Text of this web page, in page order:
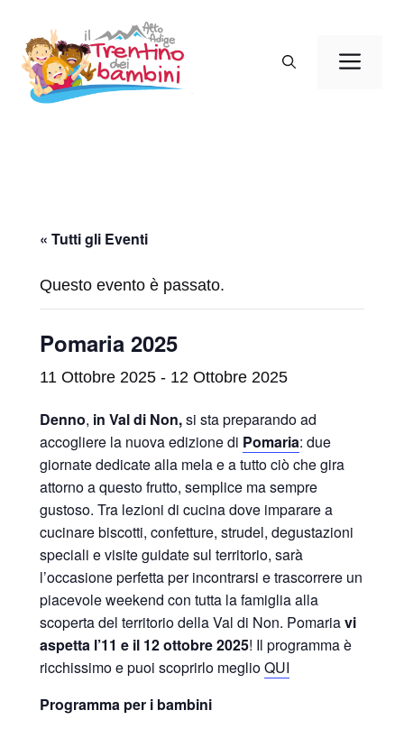
contenuto
« Tutti gli Eventi
Questo evento è passato.
Pomaria 2025
11 Ottobre 2025 - 12 Ottobre 2025
Denno, in Val di Non,si sta preparando ad
accogliere la nuova edizione di Pomaria: due
giornate dedicate alla mela e a tutto ciò che gira
attorno a questo frutto, semplice ma sempre
gustoso. Tra lezioni di cucina dove imparare a
cucinare biscotti, confetture, strudel, degustazioni
speciali e visite guidate sul territorio, sarà
l’occasione perfetta per incontrarsi e trascorrere un
piacevole weekend con tutta la famiglia alla
scoperta del territorio della Val di Non. Pomariavi
aspetta l’11 e il 12 ottobre 2025! Il programma è
ricchissimo e puoi scoprirlo meglioQUI
Programma per i bambini